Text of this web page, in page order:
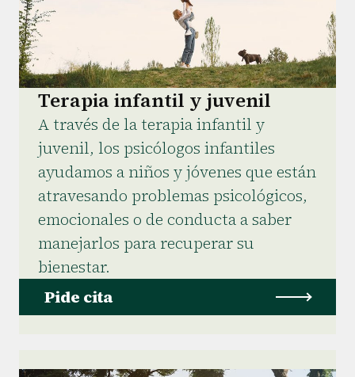
Terapia infantil y juvenil
A través de la terapia infantil y
juvenil, los psicólogos infantiles
ayudamos a niños y jóvenes que están
atravesando problemas psicológicos,
emocionales o de conducta a saber
manejarlos para recuperar su
bienestar.
Pide cita